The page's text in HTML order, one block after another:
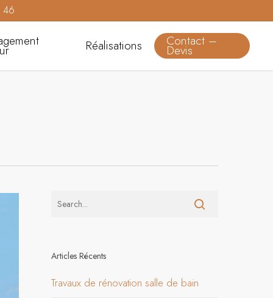
46
Réalisations Contact –
Devis
Articles Récents
Travaux de rénovation salle de bain